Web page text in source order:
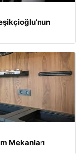
Mekanları